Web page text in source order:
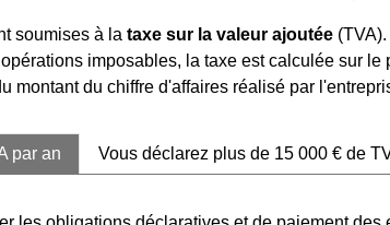
soumises à lataxe sur la valeur ajoutée
imposables, la taxe est calculée sur
montant du chiffre d'affaires réalisé par
par an Vous déclarez plus de 15 000 € de